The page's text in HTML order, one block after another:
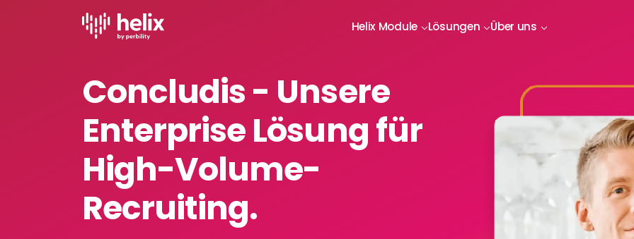
Helix Module Lösungen Über uns
Concludis - Unsere
Enterprise Lösung für
High-Volume-
Recruiting.